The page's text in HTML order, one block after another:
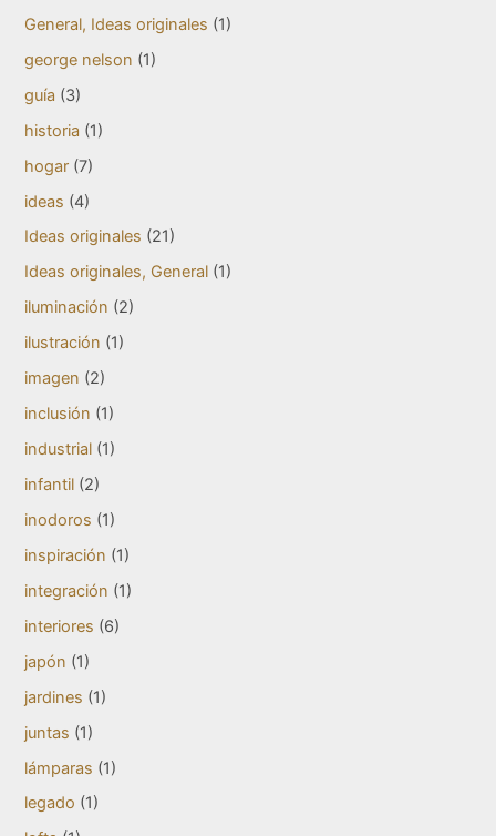
General, Ideas originales (1)
george nelson (1)
guía (3)
historia (1)
hogar (7)
ideas (4)
Ideas originales (21)
Ideas originales, General (1)
iluminación (2)
ilustración (1)
imagen (2)
inclusión (1)
industrial (1)
infantil (2)
inodoros (1)
inspiración (1)
integración (1)
interiores (6)
japón (1)
jardines (1)
juntas (1)
lámparas (1)
legado (1)